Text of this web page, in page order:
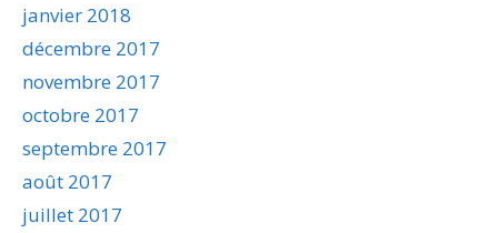
janvier 2018
décembre 2017
novembre 2017
octobre 2017
septembre 2017
août 2017
juillet 2017